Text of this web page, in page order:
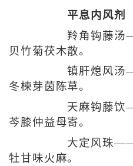
平息内风剂
羚角钩藤汤
贝竹菊茯木散。
镇肝熄风汤
冬楝芽茵陈草。
天麻钩藤饮
芩膝仲益母寄。
大定风珠——
牡甘味火麻。